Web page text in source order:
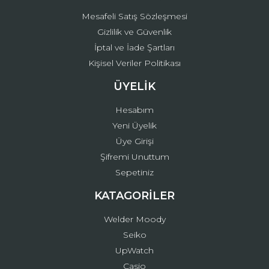
Mesafeli Satış Sözleşmesi
Gizlilik ve Güvenlik
İptal ve İade Şartları
Kişisel Veriler Politikası
ÜYELİK
Hesabım
Yeni Üyelik
Üye Girişi
Şifremi Unuttum
Sepetiniz
KATAGORİLER
Welder Moody
Seiko
UpWatch
Casio